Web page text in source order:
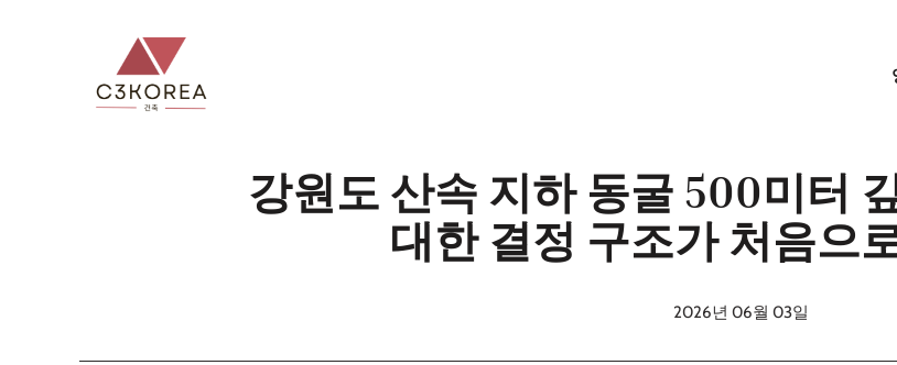
강원도 산속 지하 동굴 500미터
대한 결정 구조가 처음으
2026년 06월 03일